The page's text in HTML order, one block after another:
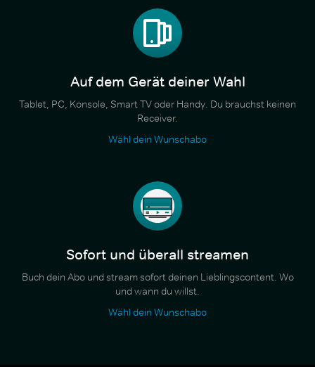
Auf dem Gerät deiner Wahl
Tablet, PC, Konsole, Smart TV oder Handy. Du brauchst keinen
Receiver.
Wähl dein Wunschabo
Sofort und überall streamen
Buch dein Abo und stream sofort deinen Lieblingscontent. Wo
und wann du willst.
Wähl dein Wunschabo